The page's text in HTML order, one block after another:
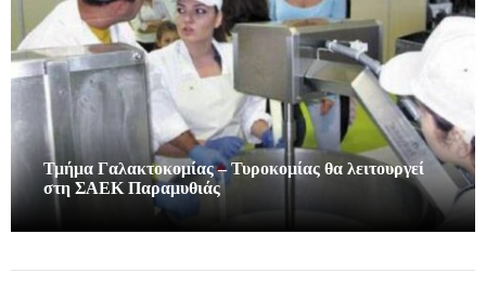
Τμήμα Γαλακτοκομίας – Τυροκομίας θα λειτουργεί
στη ΣΑΕΚ Παραμυθιάς